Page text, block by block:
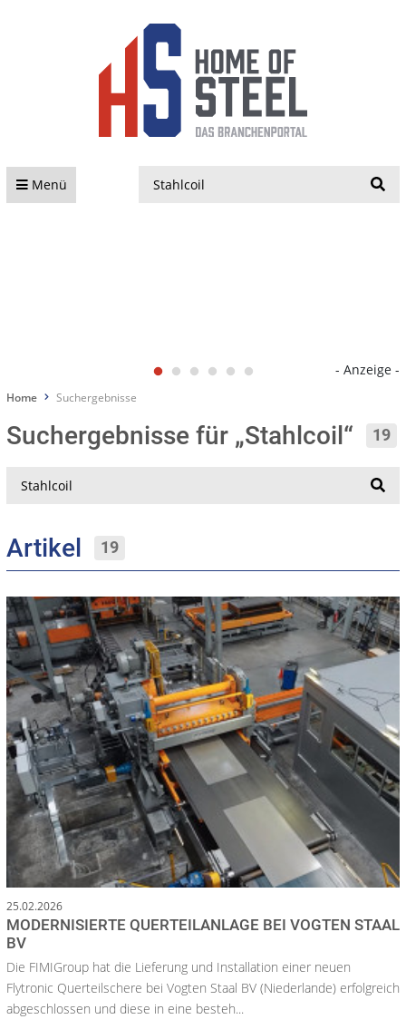
Menü
- Anzeige -
Home Suchergebnisse
Suchergebnisse für „Stahlcoil“ 19
Artikel 19
25.02.2026
MODERNISIERTE QUERTEILANLAGE BEI VOGTEN STAAL
BV
Die FIMIGroup hat die Lieferung und Installation einer neuen
Flytronic Querteilschere bei Vogten Staal BV (Niederlande) erfolgreich
abgeschlossen und diese in eine besteh...